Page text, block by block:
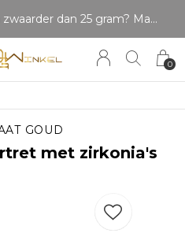
0
Betaal in delen
GOUD
met zirkonia's